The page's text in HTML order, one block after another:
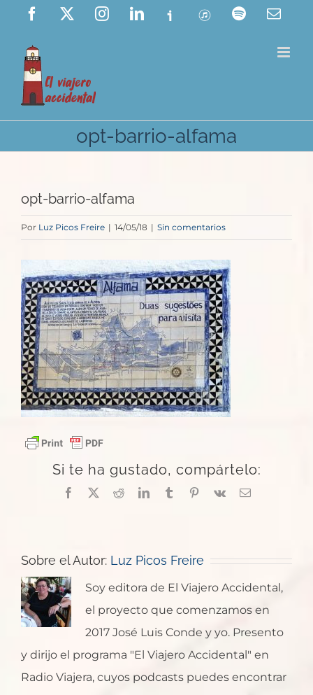
Saltar
contenido
Facebook InstagramLinkedIn
Ivoox ITunes Spotify
opt-barrio-alfama
opt-barrio-alfama
Por Luz Picos Freire | 14/05/18 | Sin comentarios
Si te ha gustado, compártelo:
Facebook
X RedditLinkedInTumblrPinterest
Vk
Correo
Sobre el Autor: Luz Picos Freire
Soy editora de El Viajero Accidental,
el proyecto que comenzamos en
2017 José Luis Conde y yo. Presento
y dirijo el programa "El Viajero Accidental" en
Radio Viajera, cuyos podcasts puedes encontrar